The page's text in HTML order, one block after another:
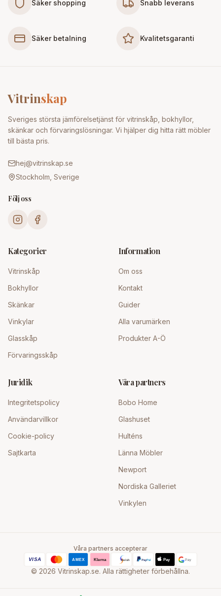
Säker shopping Snabb leverans
Säker betalning Kvalitetsgaranti
Vitrinskap
Sveriges största jämförelsetjänst för vitrinskåp, bokhyllor,
skänkar och förvaringslösningar. Vi hjälper dig hitta rätt möbler
till bästa pris.
hej@vitrinskap.se
Stockholm, Sverige
Följ oss
Kategorier
Vitrinskåp
Bokhyllor
Skänkar
Vinkylar
Glasskåp
Förvaringsskåp
Information
Om oss
Kontakt
Guider
Alla varumärken
Produkter A-Ö
Juridik
Integritetspolicy
Användarvillkor
Cookie-policy
Sajtkarta
Våra partners
Bobo Home
Glashuset
Hulténs
Länna Möbler
Newport
Nordiska Galleriet
Vinkylen
Våra partners accepterar
© 2026 Vitrinskap.se. Alla rättigheter förbehållna.